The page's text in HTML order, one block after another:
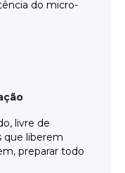
do micro-
livre de
que liberem
preparar todo